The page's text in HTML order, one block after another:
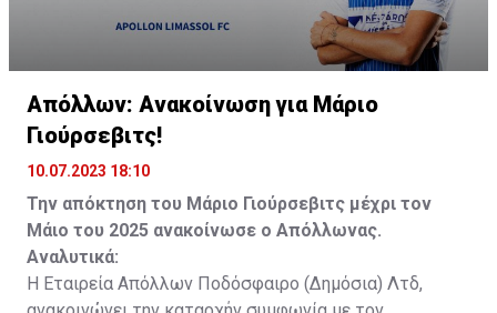
Απόλλων: Ανακοίνωση για Μάριο
Γιούρσεβιτς!
10.07.2023 18:10
Την απόκτηση του Μάριο Γιούρσεβιτς μέχρι τον
Μάιο του 2025 ανακοίνωσε ο Απόλλωνας.
Αναλυτικά:
Η Εταιρεία Απόλλων Ποδόσφαιρο (Δημόσια) Λτδ,